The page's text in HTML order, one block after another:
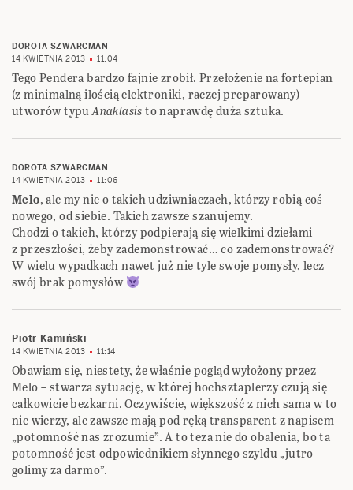
DOROTA SZWARCMAN
14 KWIETNIA 2013
11:04
Tego Pendera bardzo fajnie zrobił. Przełożenie na fortepian
(z minimalną ilością elektroniki, raczej preparowany)
utworów typuAnaklasisto naprawdę duża sztuka.
DOROTA SZWARCMAN
14 KWIETNIA 2013
11:06
Melo, ale my nie o takich udziwniaczach, którzy robią coś
nowego, od siebie. Takich zawsze szanujemy.
Chodzi o takich, którzy podpierają się wielkimi dziełami
z przeszłości, żeby zademonstrować… co zademonstrować?
W wielu wypadkach nawet już nie tyle swoje pomysły, lecz
swój brak pomysłów
Piotr Kamiński
14 KWIETNIA 2013 11:14
Obawiam się, niestety, że właśnie pogląd wyłożony przez
Melo – stwarza sytuację, w której hochsztaplerzy czują się
całkowicie bezkarni. Oczywiście, większość z nich sama w to
nie wierzy, ale zawsze mają pod ręką transparent z napisem
„potomność nas zrozumie”. A to teza nie do obalenia, bo ta
potomność jest odpowiednikiem słynnego szyldu „jutro
golimy za darmo”.